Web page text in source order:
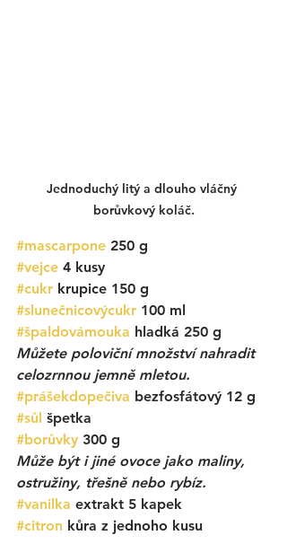
Jednoduchý litý a dlouho vláčný
borůvkový koláč.
#mascarpone 250 g
#vejce 4 kusy
#cukr krupice 150 g
#slunečnicovýcukr 100 ml
#špaldovámouka hladká 250 g
Můžete poloviční množství nahradit
celozrnnou jemně mletou.
#prášekdopečiva bezfosfátový 12 g
#sůl špetka
#borůvky 300 g
Může být i jiné ovoce jako maliny,
ostružiny, třešně nebo rybíz.
#vanilka extrakt 5 kapek
#citron kůra z jednoho kusu